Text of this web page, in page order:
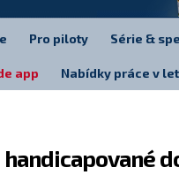
Pro piloty Série &
app Nabídky práce v